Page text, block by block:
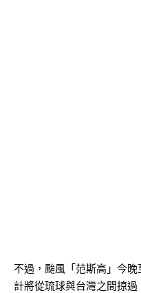
不過，颱風「范斯高」今
計將從琉球與台灣之間掠過